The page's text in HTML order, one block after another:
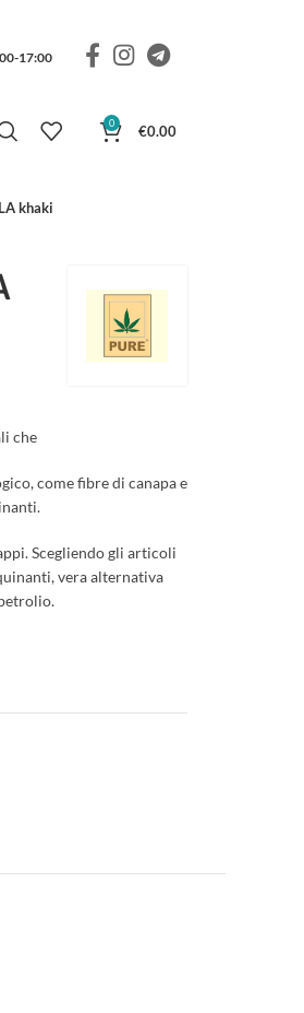
17:00
0 €0.00
khaki
che
come fibre di canapa e
Scegliendo gli articoli
vera alternativa